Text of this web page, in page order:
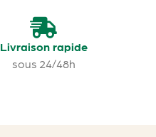
Livraison rapide
sous 24/48h